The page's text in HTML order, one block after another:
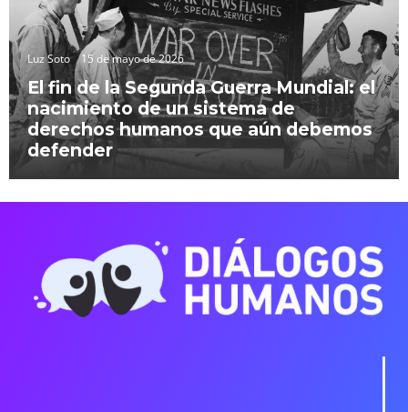
Luz Soto 15 de mayo de 2026
El fin de la Segunda Guerra Mundial: el
nacimiento de un sistema de
derechos humanos que aún debemos
defender